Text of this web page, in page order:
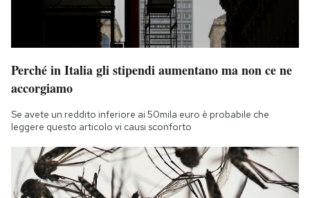
Perché in Italia gli stipendi aumentano ma non ce ne
accorgiamo
Se avete un reddito inferiore ai 50mila euro è probabile che
leggere questo articolo vi causi sconforto